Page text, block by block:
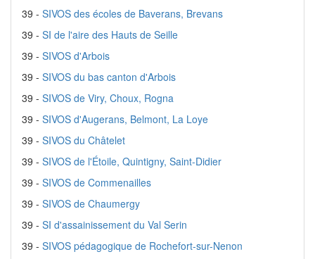
39 - SIVOS des écoles de Baverans, Brevans
39 - SI de l'aire des Hauts de Seille
39 - SIVOS d'Arbois
39 - SIVOS du bas canton d'Arbois
39 - SIVOS de Viry, Choux, Rogna
39 - SIVOS d'Augerans, Belmont, La Loye
39 - SIVOS du Châtelet
39 - SIVOS de l'Étoile, Quintigny, Saint-Didier
39 - SIVOS de Commenailles
39 - SIVOS de Chaumergy
39 - SI d'assainissement du Val Serin
39 - SIVOS pédagogique de Rochefort-sur-Nenon